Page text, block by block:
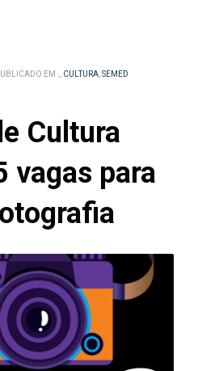
EM ., CULTURA,SEMED
Cultura
vagas para